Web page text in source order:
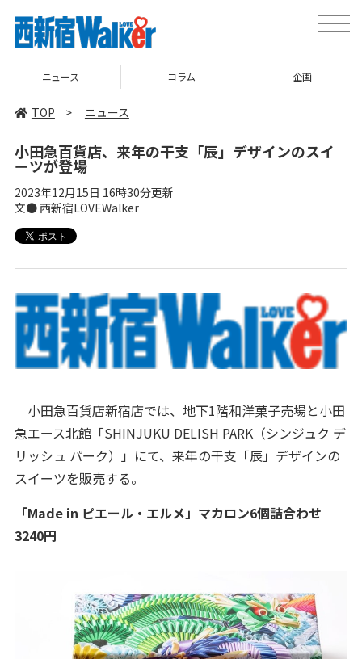
toggle
コラム 企画 TOP
TOP > ニュース
小田急百貨店、来年の干支「辰」デザインのスイ
ーツが登場
2023年12月15日 16時30分更新
文● 西新宿LOVEWalker
小田急百貨店新宿店では、地下1階和洋菓子売場と小田
急エース北館「SHINJUKU DELISH PARK（シンジュク デ
リッシュ パーク）」にて、来年の干支「辰」デザインの
スイーツを販売する。
「Made in ピエール・エルメ」マカロン6個詰合わせ
3240円